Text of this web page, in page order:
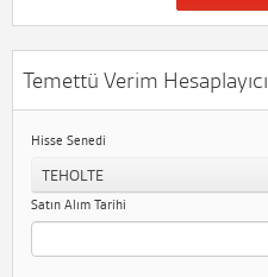
Temettü Verim Hesaplayıcı
Hisse Senedi
TEHOLTE
Satın Alım Tarihi